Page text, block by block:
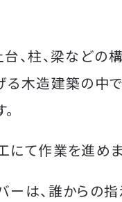
、柱、梁などの
る木造建築の中
て作業を進めま
は、誰からの